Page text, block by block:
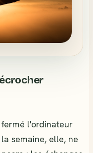
l'ordinateur
semaine, elle, ne